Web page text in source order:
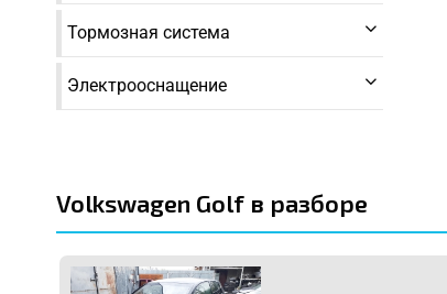
Тормозная система
Электрооснащение
Volkswagen Golf в разборе